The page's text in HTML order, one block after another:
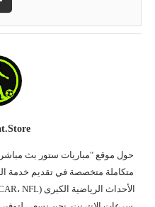
حول موقع "مباريات ستور بث
متكاملة متخصصة في تقديم خدمة